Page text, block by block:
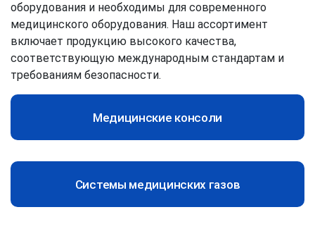
оборудования и необходимы для современного
медицинского оборудования. Наш ассортимент
включает продукцию высокого качества,
соответствующую международным стандартам и
требованиям безопасности.
Медицинские консоли
Системы медицинских газов